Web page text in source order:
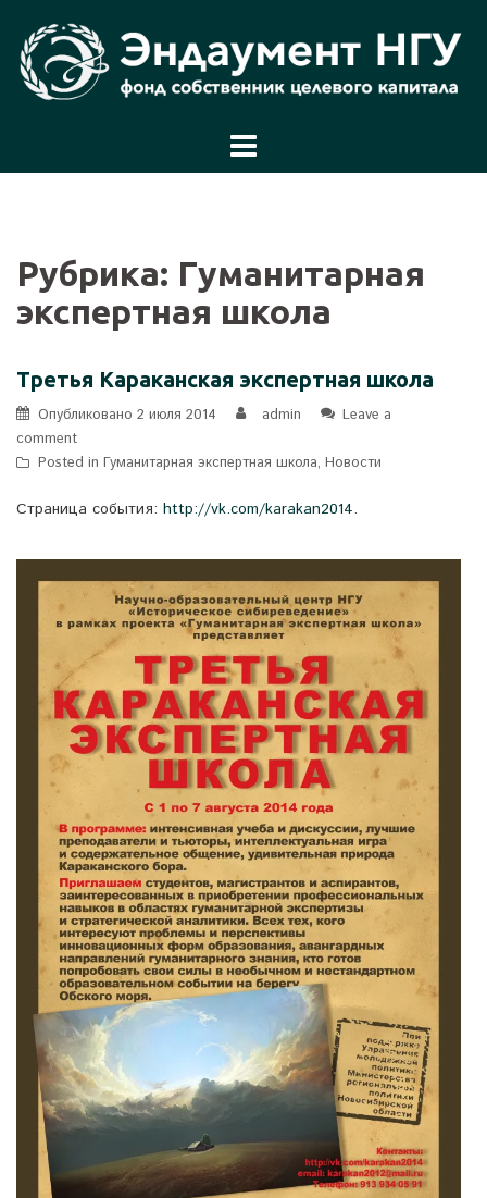
содержимому
Рубрика: Гуманитарная
экспертная школа
Третья Караканская экспертная школа
Опубликовано 2 июля 2014 admin
Leave a
comment
Posted in Гуманитарная экспертная школа, Новости
Страница события: http://vk.com/karakan2014.